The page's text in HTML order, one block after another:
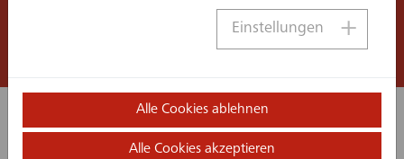
Ähnliche Projekte:
Einstellungen
Alle Cookies ablehnen
Alle Cookies akzeptieren